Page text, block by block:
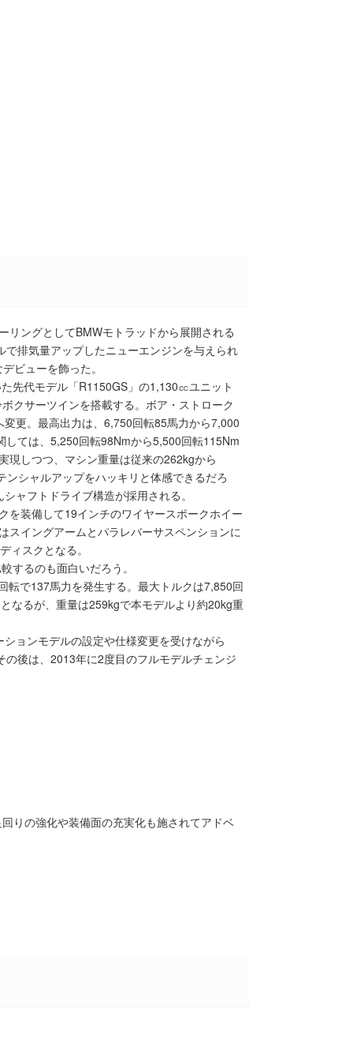
リングとしてBMWモトラッドから展開される
排気量アップしたニューエンジンを与えられ
ビューを飾った。
先代モデル「R1150GS」の1,130㏄ユニット
クサーツインを搭載する。ボア・ストローク
更。最高出力は、6,750回転85馬力から7,000
ては、5,250回転98Nmから5,500回転115Nm
現しつつ、マシン重量は従来の262kgから
シャルアップをハッキリと体感できるだろ
ャフトドライブ構造が採用される。
を装備して19インチのワイヤースポークホイー
スイングアームとパラレバーサスペンションに
ィスクとなる。
するのも面白いだろう。
転で137馬力を発生する。最大トルクは7,850回
なるが、重量は259kgで本モデルより約20kg重
ョンモデルの設定や仕様変更を受けながら
後は、2013年に2度目のフルモデルチェンジ
りの強化や装備面の充実化も施されてアドベ